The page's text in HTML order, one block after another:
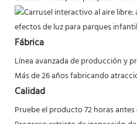
Fábrica
Línea avanzada de producción y
Más de 26 años fabricando
Calidad
Pruebe el producto 72 horas antes